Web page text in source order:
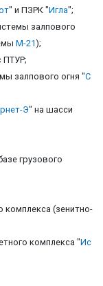
" и ПЗРК "Игла";
залпового
М-21);
ПТУР;
залпового огня "С
Э" на шасси
грузового
комплекса (зенитно-
комплекса "Ис